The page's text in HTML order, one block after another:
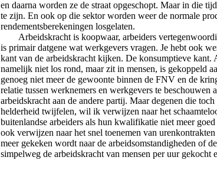
en daarna worden ze de straat opgeschopt. Maar in die
te zijn. En ook op die sektor worden weer de normale
rendementsberekeningen losgelaten.
Arbeidskracht is koopwaar, arbeiders
is primair datgene wat werkgevers vragen. Je hebt ook
kant van de arbeidskracht kijken. De konsumptieve kant.
namelijk niet los rond, maar zit in mensen, is gekoppeld
genoeg niet meer de gewoonte binnen de FNV en de
relatie tussen werknemers en werkgevers te beschouwen
arbeidskracht aan de andere partij. Maar degenen die
helderheid twijfelen, wil ik verwijzen naar het
buitenlandse arbeiders als hun kwalifikatie niet meer
ook verwijzen naar het snel toenemen van
meer gekeken wordt naar de arbeidsomstandigheden of
simpelweg de arbeidskracht van mensen per uur gekocht